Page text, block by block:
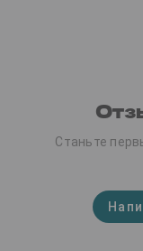
Станьте